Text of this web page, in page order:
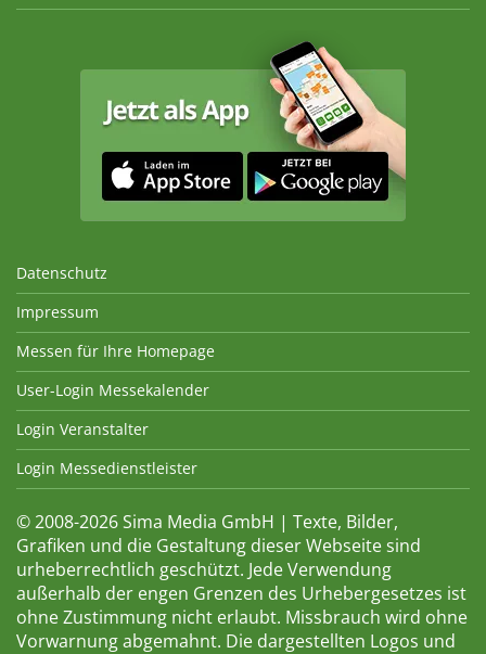
Datenschutz
Impressum
Messen für Ihre Homepage
User-Login Messekalender
Login Veranstalter
Login Messedienstleister
© 2008-2026 Sima Media GmbH | Texte, Bilder,
Grafiken und die Gestaltung dieser Webseite sind
urheberrechtlich geschützt. Jede Verwendung
außerhalb der engen Grenzen des Urhebergesetzes ist
ohne Zustimmung nicht erlaubt. Missbrauch wird ohne
Vorwarnung abgemahnt. Die dargestellten Logos und